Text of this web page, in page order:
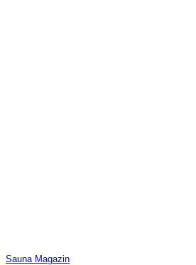
Sauna Magazin